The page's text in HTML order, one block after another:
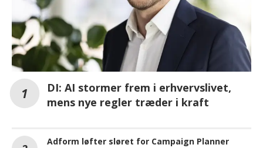
DI: AI stormer frem i erhvervslivet,
mens nye regler træder i kraft
Adform løfter sløret for Campaign Planner